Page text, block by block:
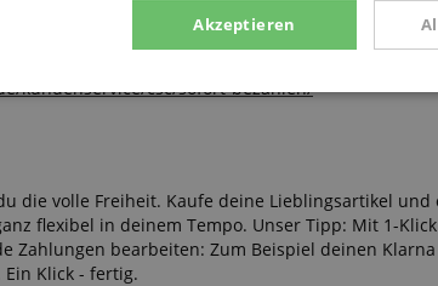
kundenservice/csc/sofort-bezahlen/
die volle Freiheit. Kaufe deine Lieblingsartikel
flexibel in deinem Tempo. Unser Tipp: Mit 1-
Zahlungen bearbeiten: Zum Beispiel deinen
Klick - fertig.
Akzeptieren
Marketing
Statistik Marketing